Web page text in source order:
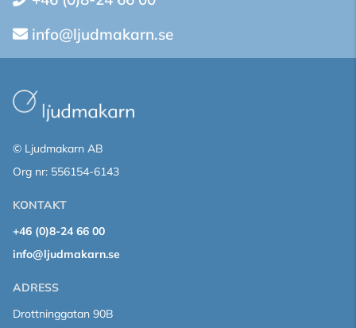
info@ljudmakarn.se
© Ljudmakarn AB
Org nr: 556154-6143
KONTAKT
+46 (0)8-24 66 00
info@ljudmakarn.se
ADRESS
Drottninggatan 90B